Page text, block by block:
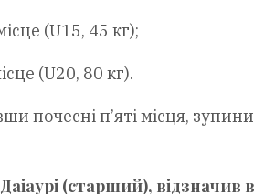
(U15, 45 кг);
(U20, 80 кг).
почесні п’яті місця,
(старший), відзначив